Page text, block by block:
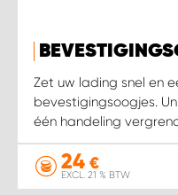
Zet uw lading snel en
bevestigingsoogjes.
één handeling
24 €
EXCL. 21 % BTW
WORK SYSTEM LOPIK
WORK SYSTEM LOPIK GARAGE
WORK SYSTEM NIEUWEGEIN